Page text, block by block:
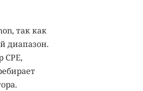
так как
диапазон.